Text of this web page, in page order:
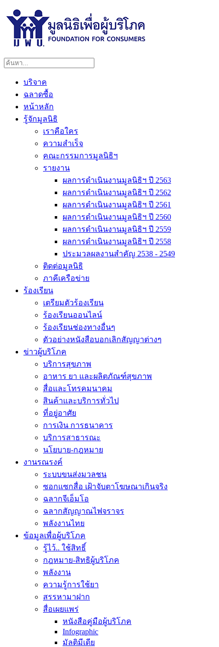
บริจาค
ฉลาดซื้อ
หน้าหลัก
รู้จักมูลนิธิ
เราคือใคร
ความสำเร็จ
คณะกรรมการมูลนิธิฯ
รายงาน
ผลการดำเนินงานมูลนิธิฯ ปี 2563
ผลการดำเนินงานมูลนิธิฯ ปี 2562
ผลการดำเนินงานมูลนิธิฯ ปี 2561
ผลการดำเนินงานมูลนิธิฯ ปี 2560
ผลการดำเนินงานมูลนิธิฯ ปี 2559
ผลการดำเนินงานมูลนิธิฯ ปี 2558
ประมวลผลงานสำคัญ 2538 - 2549
ติดต่อมูลนิธิ
ภาคีเครือข่าย
ร้องเรียน
เตรียมตัวร้องเรียน
ร้องเรียนออนไลน์
ร้องเรียนช่องทางอื่นๆ
ตัวอย่างหนังสือบอกเลิกสัญญาต่างๆ
ข่าวผู้บริโภค
บริการสุขภาพ
อาหาร ยา และผลิตภัณฑ์สุขภาพ
สื่อและโทรคมนาคม
สินค้าและบริการทั่วไป
ที่อยู่อาศัย
การเงิน การธนาคาร
บริการสาธารณะ
นโยบาย-กฎหมาย
งานรณรงค์
ระบบขนส่งมวลชน
ซอกแซกสื่อ เฝ้าจับตาโฆษณาเกินจริง
ฉลากจีเอ็มโอ
ฉลากสัญญาณไฟจราจร
พลังงานไทย
ข้อมูลเพื่อผู้บริโภค
รู้ไว้.. ใช้สิทธิ์
กฎหมาย-สิทธิผู้บริโภค
พลังงาน
ความรู้การใช้ยา
สรรหามาฝาก
สื่อเผยแพร่
หนังสือคู่มือผู้บริโภค
Infographic
มัลติมีเดีย